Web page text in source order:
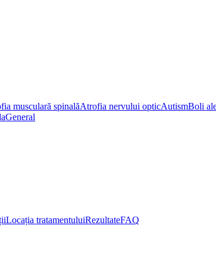
musculară spinalăAtrofia nervului opticAutismBoli
General
Locația tratamentuluiRezultateFAQ